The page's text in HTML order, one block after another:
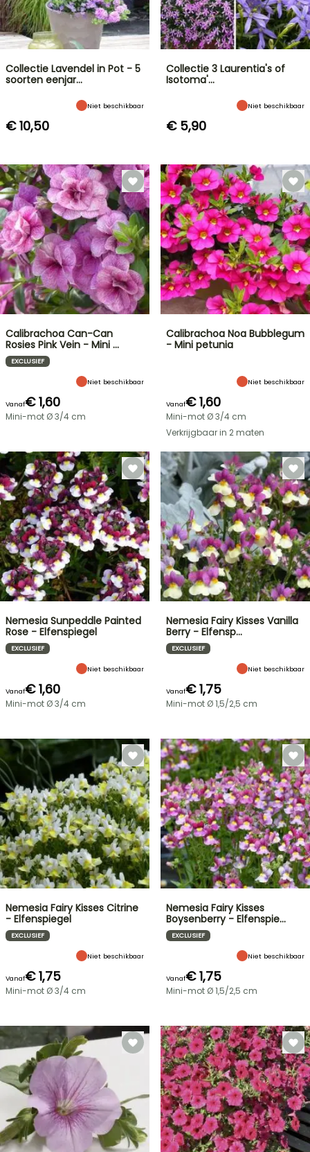
Collectie Lavendel in Pot - 5
soorten eenjar…
Niet beschikbaar
€ 10,50
Collectie 3 Laurentia's of
Isotoma'…
Niet beschikbaar
€ 5,90
Calibrachoa Can-Can
Rosies Pink Vein - Mini …
EXCLUSIEF
Niet beschikbaar
Vanaf€ 1,60
Mini-mot Ø 3/4 cm
Calibrachoa Noa Bubblegum
- Mini petunia
Niet beschikbaar
Vanaf€ 1,60
Mini-mot Ø 3/4 cm
Verkrijgbaar in 2 maten
Nemesia Sunpeddle Painted
Rose - Elfenspiegel
EXCLUSIEF
Niet beschikbaar
Vanaf€ 1,60
Mini-mot Ø 3/4 cm
Nemesia Fairy Kisses Vanilla
Berry - Elfensp…
EXCLUSIEF
Niet beschikbaar
Vanaf€ 1,75
Mini-mot Ø 1,5/2,5 cm
Nemesia Fairy Kisses Citrine
- Elfenspiegel
EXCLUSIEF
Niet beschikbaar
Vanaf€ 1,75
Mini-mot Ø 3/4 cm
Nemesia Fairy Kisses
Boysenberry - Elfenspie…
EXCLUSIEF
Niet beschikbaar
Vanaf€ 1,75
Mini-mot Ø 1,5/2,5 cm